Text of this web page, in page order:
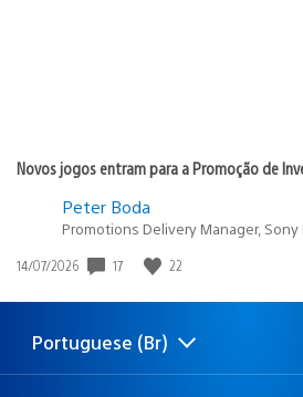
Novos jogos entram para a Promoção de
Peter Boda
Promotions Delivery Manager,
Data
publicação:
14/07/2026 17 22
Selecione
Região
Portuguese (Br)